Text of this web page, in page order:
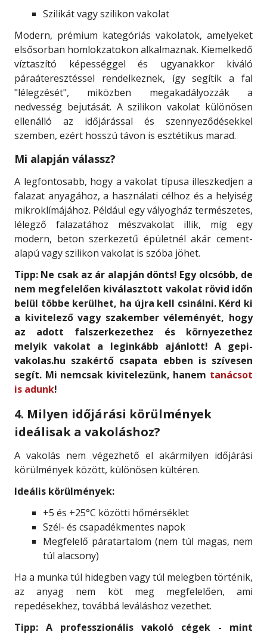
Szilikát vagy szilikon vakolat
Modern, prémium kategóriás vakolatok, amelyeket
elsősorban homlokzatokon alkalmaznak. Kiemelkedő
víztaszító képességgel és ugyanakkor kiváló
páraáteresztéssel rendelkeznek, így segítik a fal
"lélegzését", miközben megakadályozzák a
nedvesség bejutását. A szilikon vakolat különösen
ellenálló az időjárással és szennyeződésekkel
szemben, ezért hosszú távon is esztétikus marad.
Mi alapján válassz?
A legfontosabb, hogy a vakolat típusa illeszkedjen a
falazat anyagához, a használati célhoz és a helyiség
mikroklímájához. Például egy vályogház természetes,
lélegző falazatához mészvakolat illik, míg egy
modern, beton szerkezetű épületnél akár cement-
alapú vagy szilikon vakolat is szóba jöhet.
Tipp: Ne csak az ár alapján dönts! Egy olcsóbb, de
nem megfelelően kiválasztott vakolat rövid időn
belül többe kerülhet, ha újra kell csinálni. Kérd ki
a kivitelező vagy szakember véleményét, hogy
az adott falszerkezethez és környezethez
melyik vakolat a leginkább ajánlott! A gepi-
vakolas.hu szakértő csapata ebben is szívesen
segít. Mi nemcsak kivitelezünk, hanem tanácsot
is adunk!
4. Milyen időjárási körülmények
ideálisak a vakoláshoz?
A vakolás nem végezhető el akármilyen időjárási
körülmények között, különösen kültéren.
Ideális körülmények:
+5 és +25°C közötti hőmérséklet
Szél- és csapadékmentes napok
Megfelelő páratartalom (nem túl magas, nem
túl alacsony)
Ha a munka túl hidegben vagy túl melegben történik,
az anyag nem köt meg megfelelően, ami
repedésekhez, továbbá leváláshoz vezethet.
Tipp: A professzionális vakoló cégek - mint